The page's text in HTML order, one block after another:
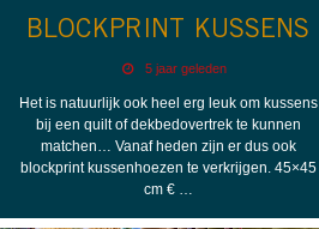
BLOCKPRINT KUSSENS
5 jaar geleden
Het is natuurlijk ook heel erg leuk om kussens
bij een quilt of dekbedovertrek te kunnen
matchen… Vanaf heden zijn er dus ook
blockprint kussenhoezen te verkrijgen. 45×45
cm € …